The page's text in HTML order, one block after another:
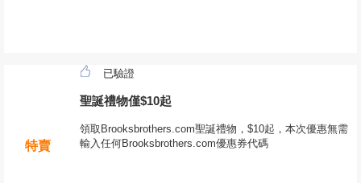
特賣
已驗證
聖誕禮物僅$10起
領取Brooksbrothers.com聖誕禮物，$10起，本次優惠無需
輸入任何Brooksbrothers.com優惠券代碼